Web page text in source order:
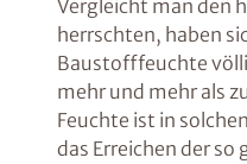
Vergleicht man den
herrschten, haben
Baustofffeuchte
mehr und mehr als
Feuchte ist in
das Erreichen der so